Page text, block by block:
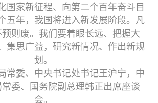
国家新征程、向第二个百年奋斗目
五年，我国将进入新发展阶段。凡
则废。我们要着眼长远、把握大
集思广益，研究新情况、作出新规
划。
常委、中央书记处书记王沪宁，中
委、国务院副总理韩正出席座谈
会。